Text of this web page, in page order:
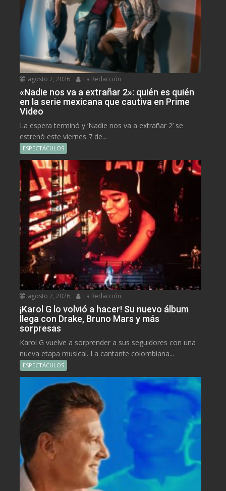
agosto 7, 2026 La Redacción
«Nadie nos va a extrañar 2»: quién es quién
en la serie mexicana que cautiva en Prime
Video
La espera terminó y ‘Nadie nos va a extrañar 2’ se
estrenó este viernes 7 de...
ESPECTÁCULOS
agosto 7, 2026 La Redacción
¡Karol G lo volvió a hacer! Su nuevo álbum
llega con Drake, Bruno Mars y más
sorpresas
Karol G vuelve a sorprender a sus seguidores con una
nueva etapa musical. La cantante colombiana...
ESPECTÁCULOS